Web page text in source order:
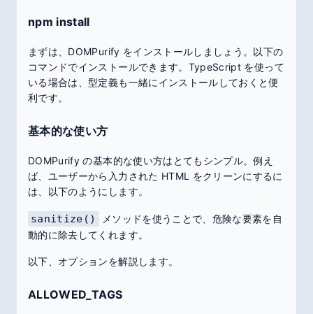
npm install
まずは、DOMPurify をインストールしましょう。以下の
コマンドでインストールできます。TypeScript を使って
いる場合は、型定義も一緒にインストールしておくと便
利です。
基本的な使い方
DOMPurify の基本的な使い方はとてもシンプル。例え
ば、ユーザーから入力された HTML をクリーンにするに
は、以下のようにします。
sanitize()
メソッドを使うことで、危険な要素を自
動的に除去してくれます。
以下、オプションを解説します。
ALLOWED_TAGS